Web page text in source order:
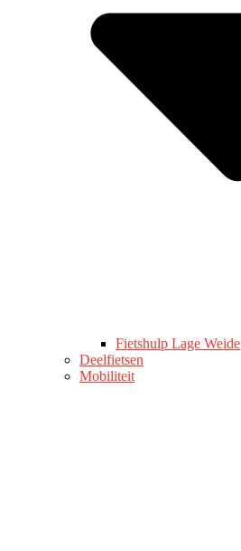
Fietshulp Lage Weide
Deelfietsen
Mobiliteit